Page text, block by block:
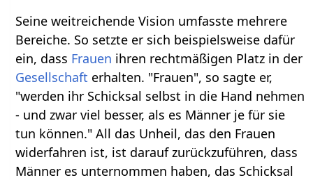
Seine weitreichende Vision umfasste mehrere
Bereiche. So setzte er sich beispielsweise dafür
ein, dass Frauen ihren rechtmäßigen Platz in der
Gesellschaft erhalten. "Frauen", so sagte er,
"werden ihr Schicksal selbst in die Hand nehmen
- und zwar viel besser, als es Männer je für sie
tun können." All das Unheil, das den Frauen
widerfahren ist, ist darauf zurückzuführen, dass
Männer es unternommen haben, das Schicksal